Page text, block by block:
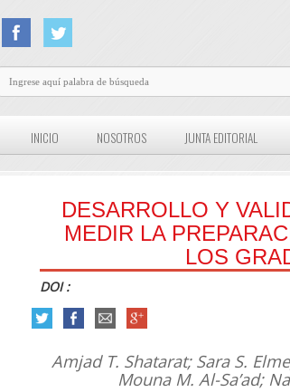
INICIO NOSOTROS JUNTA EDITORIAL
DESARROLLO Y
MEDIR LA
LOS
DOI :
Amjad T. Shatarat; Sara S.
Mouna M. Al-Sa’ad;